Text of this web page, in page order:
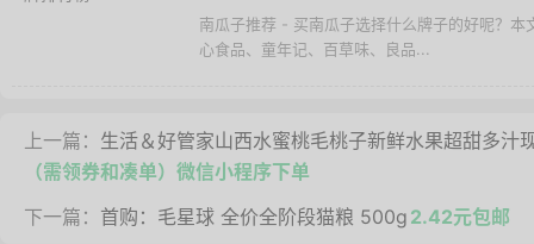
南瓜子推荐 - 买南瓜子选择什么牌子的好呢？
心食品、童年记、百草味、良品...
上一篇： 生活＆好管家山西水蜜桃毛桃子新鲜水果超甜多
（需领券和凑单）微信小程序下单
下一篇： 首购：毛星球 全价全阶段猫粮 500g 2.42元包邮